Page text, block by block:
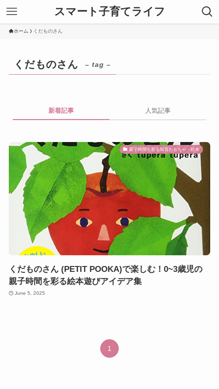
スマート子育てライフ
ホーム くだものさん
くだものさん – tag –
新着記事 人気記事
親子時間を彩る知育おもちゃ・絵本
くだものさん (PETIT POOKA)で楽しむ！0~3歳児の
親子時間を彩る絵本遊びアイデア集
June 5, 2025
1